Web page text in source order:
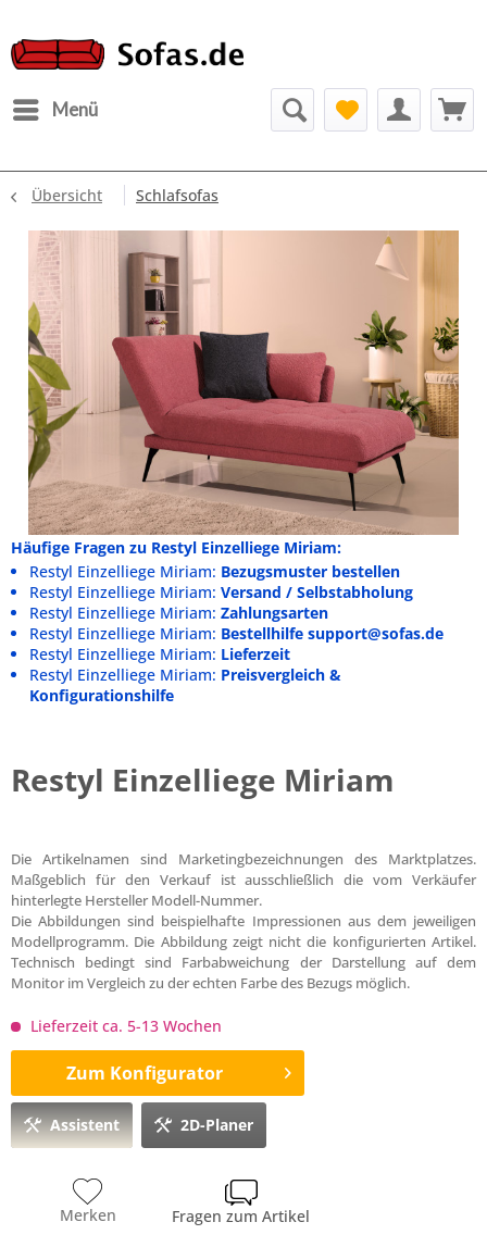
Menü
Übersicht Schlafsofas
Häufige Fragen zu Restyl Einzelliege Miriam:
Restyl Einzelliege Miriam: Bezugsmuster bestellen
Restyl Einzelliege Miriam: Versand / Selbstabholung
Restyl Einzelliege Miriam: Zahlungsarten
Restyl Einzelliege Miriam: Bestellhilfe support@sofas.de
Restyl Einzelliege Miriam: Lieferzeit
Restyl Einzelliege Miriam: Preisvergleich &
Konfigurationshilfe
Restyl Einzelliege Miriam
Die Artikelnamen sind Marketingbezeichnungen des Marktplatzes.
Maßgeblich für den Verkauf ist ausschließlich die vom Verkäufer
hinterlegte Hersteller Modell-Nummer.
Die Abbildungen sind beispielhafte Impressionen aus dem jeweiligen
Modellprogramm. Die Abbildung zeigt nicht die konfigurierten Artikel.
Technisch bedingt sind Farbabweichung der Darstellung auf dem
Monitor im Vergleich zu der echten Farbe des Bezugs möglich.
Lieferzeit ca. 5-13 Wochen
Zum Konfigurator
Assistent 2D-Planer
Merken Fragen zum Artikel